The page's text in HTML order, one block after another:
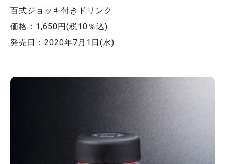
百式ジョッキ付きドリンク
価格：1,650円(税10％込)
発売日：2020年7月1日(水)